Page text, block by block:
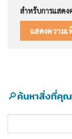
สำหรับการแสดง
🔎ค้นหาสิ่งที่คุ